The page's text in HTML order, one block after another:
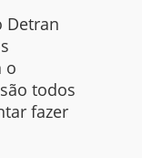
Detran
o
todos
fazer